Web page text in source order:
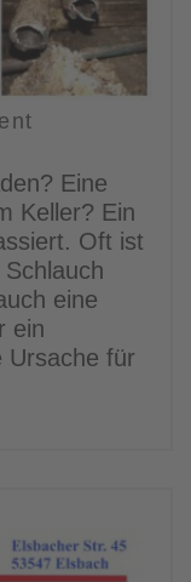
Eine
Keller? Ein
Oft ist
eine
ein
Ursache für